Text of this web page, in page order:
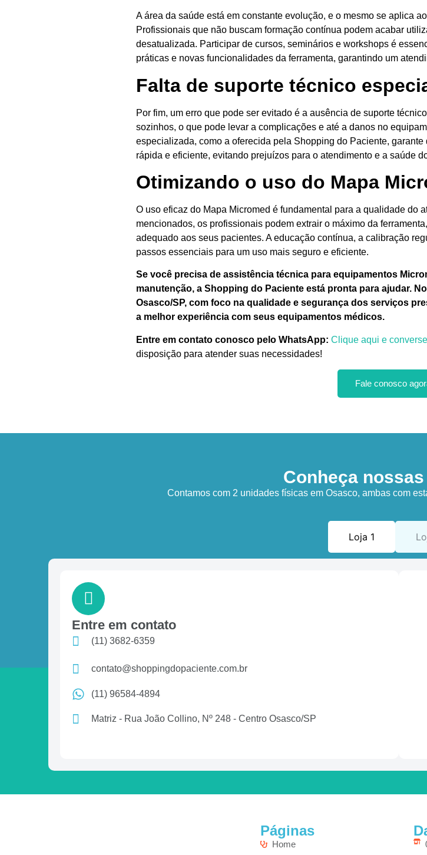
A área da saúde está em constante evolução, e o mesmo se aplica
Profissionais que não buscam formação contínua podem acabar
desatualizada. Participar de cursos, seminários e workshops é
práticas e novas funcionalidades da ferramenta, garantindo um
Falta de suporte técnico
Por fim, um erro que pode ser evitado é a ausência de suporte
sozinhos, o que pode levar a complicações e até a danos no
especializada, como a oferecida pela Shopping do Paciente,
rápida e eficiente, evitando prejuízos para o atendimento e a saúde
Otimizando o uso do Mapa
O uso eficaz do Mapa Micromed é fundamental para a qualidade do
mencionados, os profissionais podem extrair o máximo da
adequado aos seus pacientes. A educação contínua, a calibração
passos essenciais para um uso mais seguro e eficiente.
Se você precisa de assistência técnica para equipamentos
manutenção, a Shopping do Pacienteestá pronta para ajudar.
Osasco/SP, com foco na qualidade e segurança dos serviços
a melhor experiência com seus equipamentos médicos.
Entre em contato conosco pelo WhatsApp: Clique aqui e
disposição para atender suas necessidades!
Fale conosco
Conheça
Contamos com 2 unidades físicas em Osasco, ambas com
Loja 1
Entre em contato
(11) 3682-6359
contato@shoppingdopaciente.com.br
(11) 96584-4894
Matriz - Rua João Collino, Nº 248 - Centro Osasco/SP
Páginas
Home